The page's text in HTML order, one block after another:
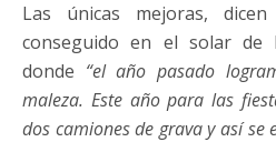
Las únicas mejoras,
conseguido en el solar de
donde “el año pasado
maleza. Este año para las
dos camiones de grava y así